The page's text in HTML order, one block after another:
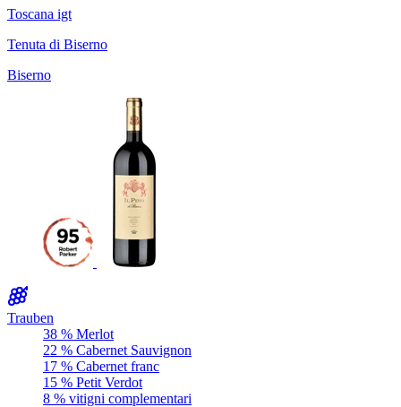
Toscana igt
Tenuta di Biserno
Biserno
Trauben
38 % Merlot
22 % Cabernet Sauvignon
17 % Cabernet franc
15 % Petit Verdot
8 % vitigni complementari